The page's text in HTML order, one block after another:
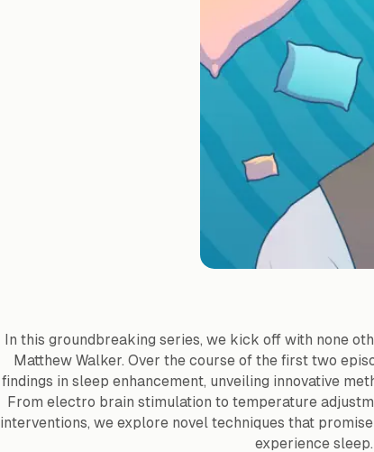
In this groundbreaking series, we kick off with none
Matthew Walker. Over the course of the first two
findings in sleep enhancement, unveiling innovative
From electro brain stimulation to temperature
interventions, we explore novel techniques that
experience sleep.